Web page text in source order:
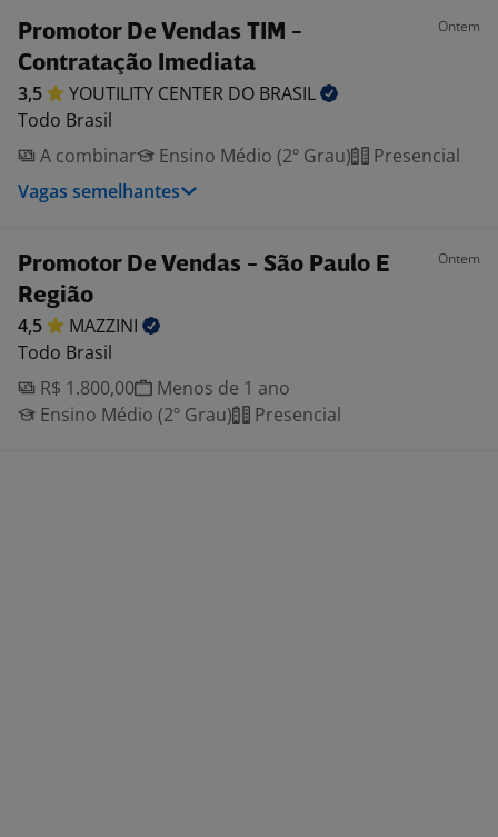
Promotor De Vendas TIM -
Contratação Imediata
Ontem
3,5 YOUTILITY CENTER DO BRASIL
Todo Brasil
A combinar
Ensino Médio (2º Grau)
Presencial
Vagas semelhantes
Promotor De Vendas - São Paulo E
Região
Ontem
4,5
MAZZINI
Todo Brasil
R$ 1.800,00
Menos de 1 ano
Ensino Médio (2º Grau)
Presencial